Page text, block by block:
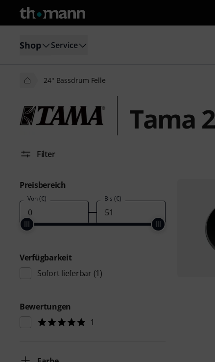
Shop Service
24" Bassdrum Felle
Tama
Filter
Preisbereich
Von (€) Bis (€)
Verfügbarkeit
Sofort lieferbar (1)
Bewertungen
1